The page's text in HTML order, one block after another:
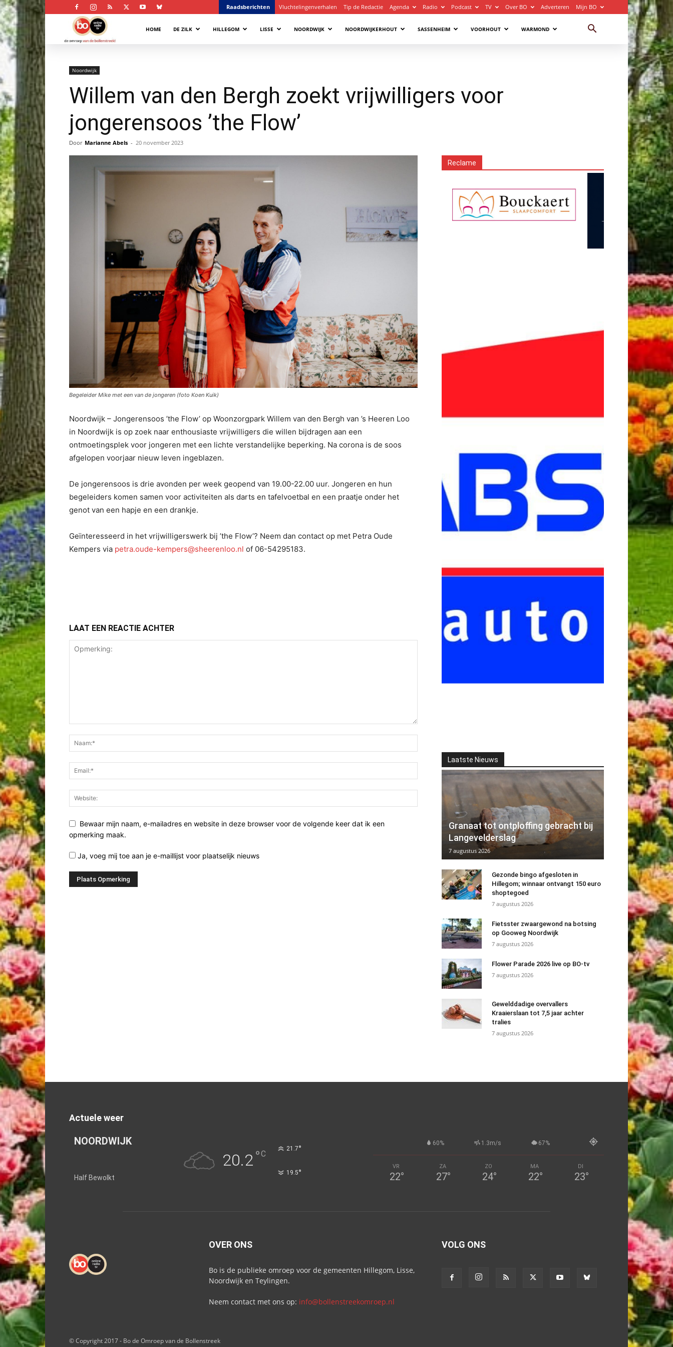
Raadsberichten Vluchtelingenverhalen Tip de Redactie Agenda Radio Podcast TV Over BO Adverteren Mijn BO
Bollenstreek
HOME DE ZILK HILLEGOM LISSE NOORDWIJK NOORDWIJKERHOUT SASSENHEIM VOORHOUT WARMOND
Noordwijk
Willem van den Bergh zoekt vrijwilligers voor
jongerensoos ’the Flow’
Door Marianne Abels - 20 november 2023
Begeleider Mike met een van de jongeren (foto Koen Kuik)
Noordwijk – Jongerensoos ’the Flow’ op Woonzorgpark Willem van den Bergh van ’s Heeren Loo
in Noordwijk is op zoek naar enthousiaste vrijwilligers die willen bijdragen aan een
ontmoetingsplek voor jongeren met een lichte verstandelijke beperking. Na corona is de soos
afgelopen voorjaar nieuw leven ingeblazen.
De jongerensoos is drie avonden per week geopend van 19.00-22.00 uur. Jongeren en hun
begeleiders komen samen voor activiteiten als darts en tafelvoetbal en een praatje onder het
genot van een hapje en een drankje.
Geïnteresseerd in het vrijwilligerswerk bij ’the Flow’? Neem dan contact op met Petra Oude
Kempers via petra.oude-kempers@sheerenloo.nl of 06-54295183.
LAAT EEN REACTIE ACHTER
Bewaar mijn naam, e-mailadres en website in deze browser voor de volgende keer dat ik een
opmerking maak.
Ja, voeg mij toe aan je e-maillijst voor plaatselijk nieuws
Reclame
Laatste Nieuws
Granaat tot ontploffing gebracht bij
Langevelderslag
7 augustus 2026
Gezonde bingo afgesloten in
Hillegom; winnaar ontvangt 150 euro
shoptegoed
7 augustus 2026
Fietsster zwaargewond na botsing
op Gooweg Noordwijk
7 augustus 2026
Flower Parade 2026 live op BO-tv
7 augustus 2026
Gewelddadige overvallers
Kraaierslaan tot 7,5 jaar achter
tralies
7 augustus 2026
Actuele weer
NOORDWIJK
Half Bewolkt
20.2°C
21.7°
19.5°
60% 1.3m/s 67%
VR
22°
ZA
27°
ZO
24°
MA
22°
DI
23°
OVER ONS
Bo is de publieke omroep voor de gemeenten Hillegom, Lisse,
Noordwijk en Teylingen.
Neem contact met ons op: info@bollenstreekomroep.nl
VOLG ONS
© Copyright 2017 - Bo de Omroep van de Bollenstreek